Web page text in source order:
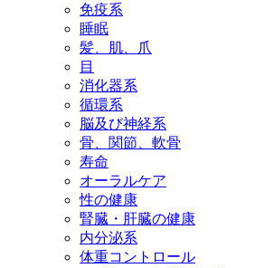
免疫系
睡眠
髪、肌、爪
目
消化器系
循環系
脳及び神経系
骨、関節、軟骨
寿命
オーラルケア
性の健康
腎臓・肝臓の健康
内分泌系
体重コントロール